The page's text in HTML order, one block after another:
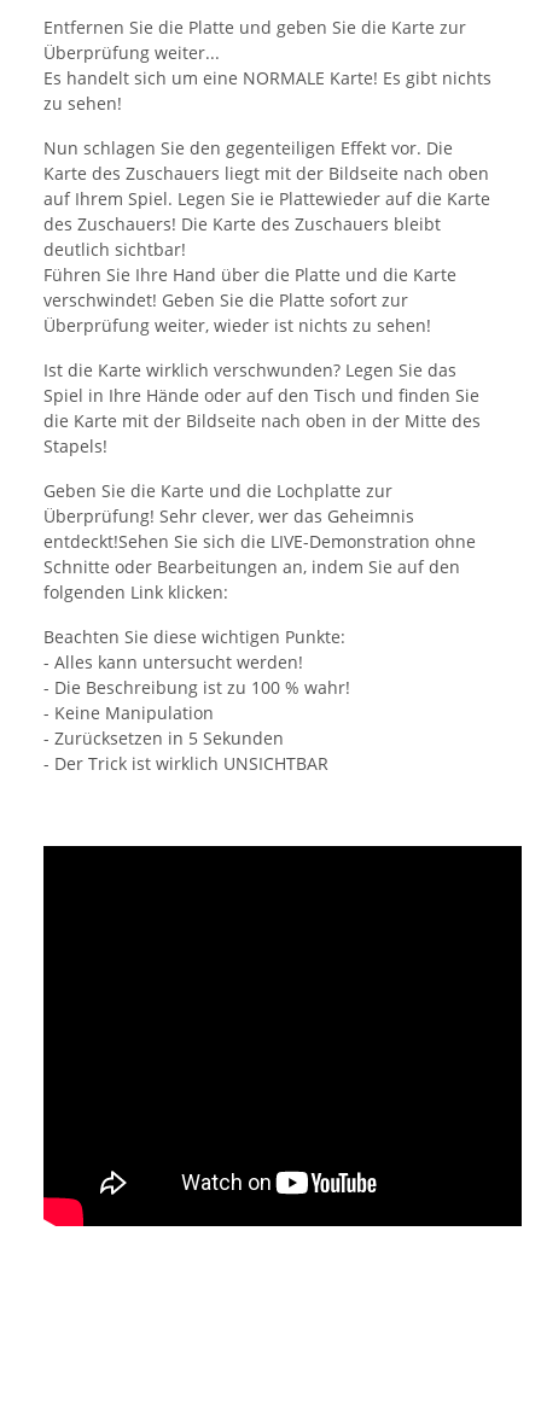
Entfernen Sie die Platte und geben Sie die Karte zur
Überprüfung weiter...
Es handelt sich um eine NORMALE Karte! Es gibt nichts
zu sehen!
Nun schlagen Sie den gegenteiligen Effekt vor. Die
Karte des Zuschauers liegt mit der Bildseite nach oben
auf Ihrem Spiel. Legen Sie ie Plattewieder auf die Karte
des Zuschauers! Die Karte des Zuschauers bleibt
deutlich sichtbar!
Führen Sie Ihre Hand über die Platte und die Karte
verschwindet! Geben Sie die Platte sofort zur
Überprüfung weiter, wieder ist nichts zu sehen!
Ist die Karte wirklich verschwunden? Legen Sie das
Spiel in Ihre Hände oder auf den Tisch und finden Sie
die Karte mit der Bildseite nach oben in der Mitte des
Stapels!
Geben Sie die Karte und die Lochplatte zur
Überprüfung! Sehr clever, wer das Geheimnis
entdeckt!Sehen Sie sich die LIVE-Demonstration ohne
Schnitte oder Bearbeitungen an, indem Sie auf den
folgenden Link klicken:
Beachten Sie diese wichtigen Punkte:
- Alles kann untersucht werden!
- Die Beschreibung ist zu 100 % wahr!
- Keine Manipulation
- Zurücksetzen in 5 Sekunden
- Der Trick ist wirklich UNSICHTBAR